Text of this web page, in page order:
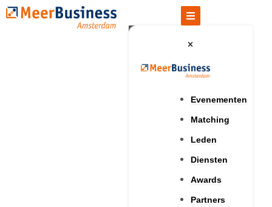
Evenementen
Matching
Leden
Diensten
Awards
Partners